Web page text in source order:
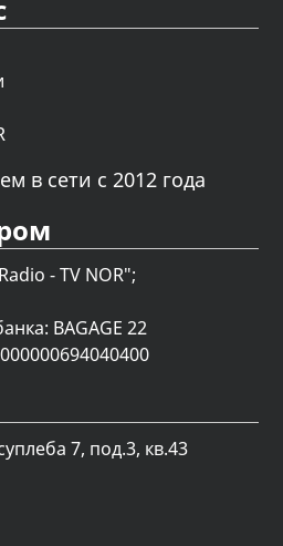
в сети с 2012 года
- TV NOR";
BAGAGE 22
7, под.3, кв.43